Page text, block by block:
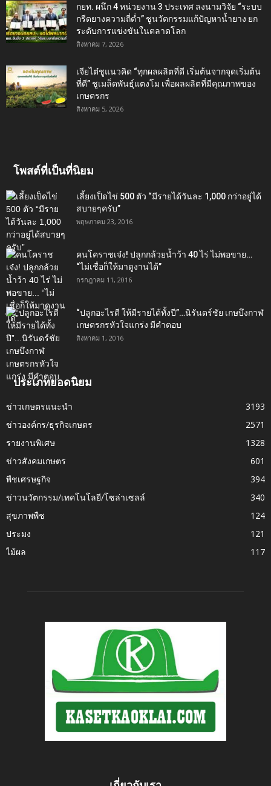
กยท. ผนึก 4 หน่วยงาน 3 ประเทศ ลงนามวิจัย “ระบบ
กรีดยางความถี่ต่ำ” ชูนวัตกรรมแก้ปัญหาน้ำยาง ยก
ระดับการแข่งขันในตลาดโลก
สิงหาคม 7, 2026
เจียไต๋ชูแนวคิด “ทุกผลผลิตที่ดี เริ่มต้นจากจุดเริ่มต้น
ที่ดี” ชูเมล็ดพันธุ์แตงโม เพื่อผลผลิตที่มีคุณภาพของ
เกษตรกร
สิงหาคม 5, 2026
โพสต์ที่เป็นที่นิยม
เลี้ยงเป็ดไข่ 500 ตัว “มีรายได้วันละ 1,000 กว่าอยู่ได้
สบายๆครับ”
พฤษภาคม 23, 2016
คนโคราชเจ๋ง! ปลูกกล้วยน้ำว้า 40 ไร่ ไม่พอขาย…
“ไม่เชื่อก็ให้มาดูงานได้”‬
กรกฎาคม 11, 2016
“ปลูกอะไรดี ให้มีรายได้ทั้งปี”…นิรันดร์ชัย เกษบึงกาฬ
เกษตรกรหัวใจแกร่ง มีคำตอบ
สิงหาคม 1, 2016
ประเภทยอดนิยม
ข่าวเกษตรแนะนำ
3193
ข่าวองค์กร/ธุรกิจเกษตร
2571
รายงานพิเศษ
1328
ข่าวสังคมเกษตร
601
พืชเศรษฐกิจ
394
ข่าวนวัตกรรม/เทคโนโลยี/โซล่าเซลล์
340
สุขภาพพืช
124
ประมง
121
ไม้ผล
117